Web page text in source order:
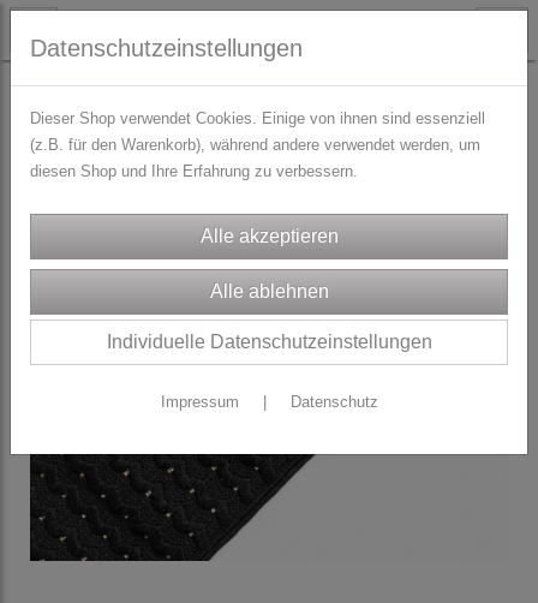
TRACHTENZUBEHÖR Gummibänder für Trachtengürtel
Datenschutzeinstellungen
Dieser Shop verwendet Cookies. Einige von ihnen sind essenziell
(z.B. für den Warenkorb), während andere verwendet werden, um
diesen Shop und Ihre Erfahrung zu verbessern.
Individuelle Datenschutzeinstellungen
Impressum Datenschutz